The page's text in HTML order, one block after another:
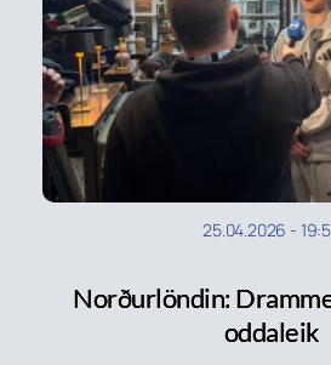
25.04.2026 -
Norðurlöndin:
oddaleik